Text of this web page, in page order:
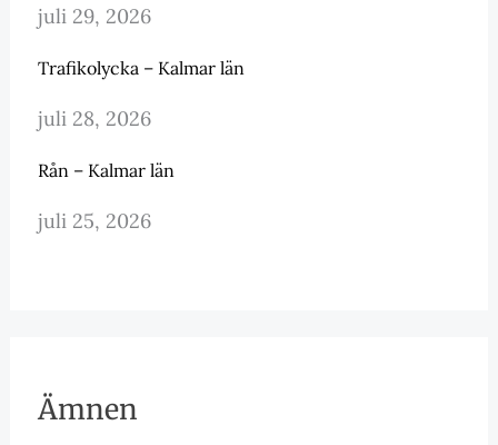
juli 29, 2026
Trafikolycka – Kalmar län
juli 28, 2026
Rån – Kalmar län
juli 25, 2026
Ämnen